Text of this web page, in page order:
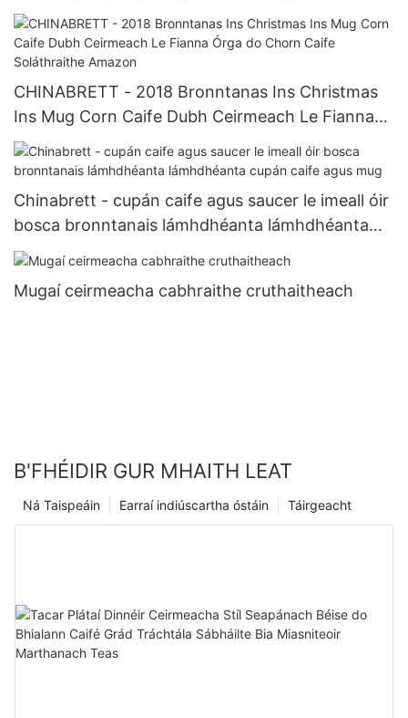
agus tacar saucer1
CHINABRETT - 2018 Bronntanas Ins Christmas
Ins Mug Corn Caife Dubh Ceirmeach Le Fianna
Órga do Chorn Caife Soláthraithe Amazon
Chinabrett - cupán caife agus saucer le imeall óir
bosca bronntanais lámhdhéanta lámhdhéanta
cupán caife agus mug
Mugaí ceirmeacha cabhraithe cruthaitheach
B'FHÉIDIR GUR MHAITH LEAT
Táirgeacht
Earraí indiúscartha óstáin
Ná Taispeáin